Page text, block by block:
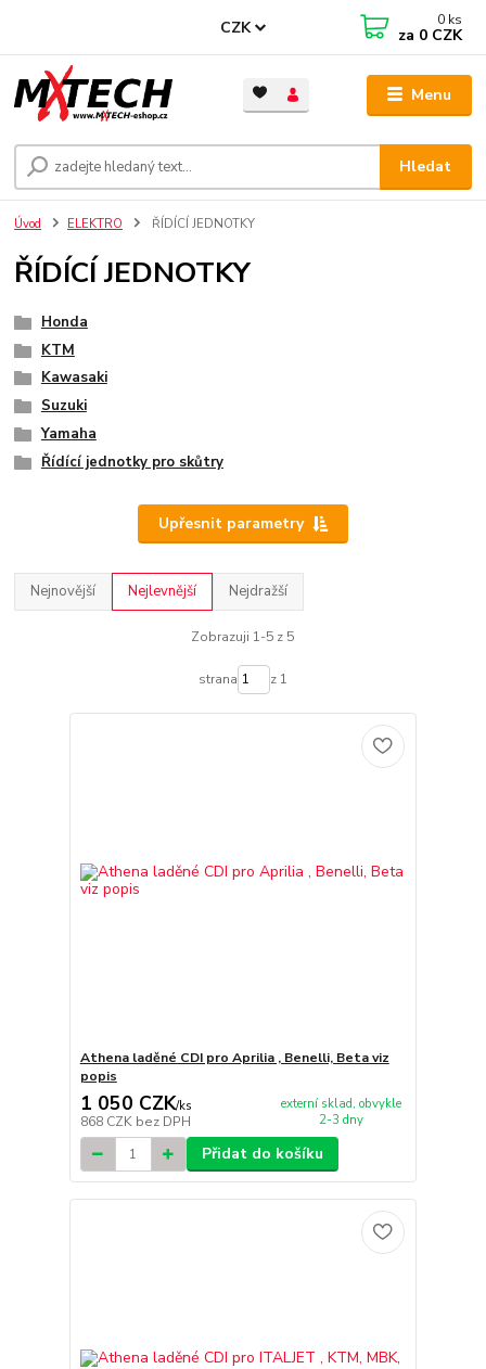
Menu
CZK
Hledat
0 ks
za 0 CZK
Úvod ELEKTRO ŘÍDÍCÍ JEDNOTKY
ŘÍDÍCÍ JEDNOTKY
Honda
KTM
Kawasaki
Suzuki
Yamaha
Řídící jednotky pro skůtry
Upřesnit parametry
Nejnovější Nejlevnější Nejdražší
Zobrazuji 1-5 z 5
strana z 1
Athena laděné CDI pro Aprilia , Benelli, Beta viz
popis
1 050 CZK/ks
868 CZK bez DPH
externí sklad, obvykle
2-3 dny
Přidat do košíku